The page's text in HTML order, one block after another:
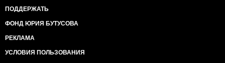
ПОДДЕРЖАТЬ
ФОНД ЮРИЯ БУТУСОВА
РЕКЛАМА
УСЛОВИЯ ПОЛЬЗОВАНИЯ